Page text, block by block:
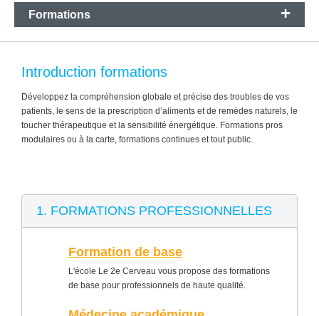
Formations +
Introduction formations
Développez la compréhension globale et précise des troubles de vos
patients, le sens de la prescription d’aliments et de remèdes naturels, le
toucher thérapeutique et la sensibilité énergétique. Formations pros
modulaires ou à la carte, formations continues et tout public.
1. FORMATIONS PROFESSIONNELLES
Formation de base
L'école Le 2e Cerveau vous propose des formations
de base pour professionnels de haute qualité.